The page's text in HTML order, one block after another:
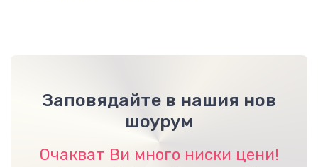
Заповядайте в нашия нов
шоурум
Очакват Ви много ниски цени!